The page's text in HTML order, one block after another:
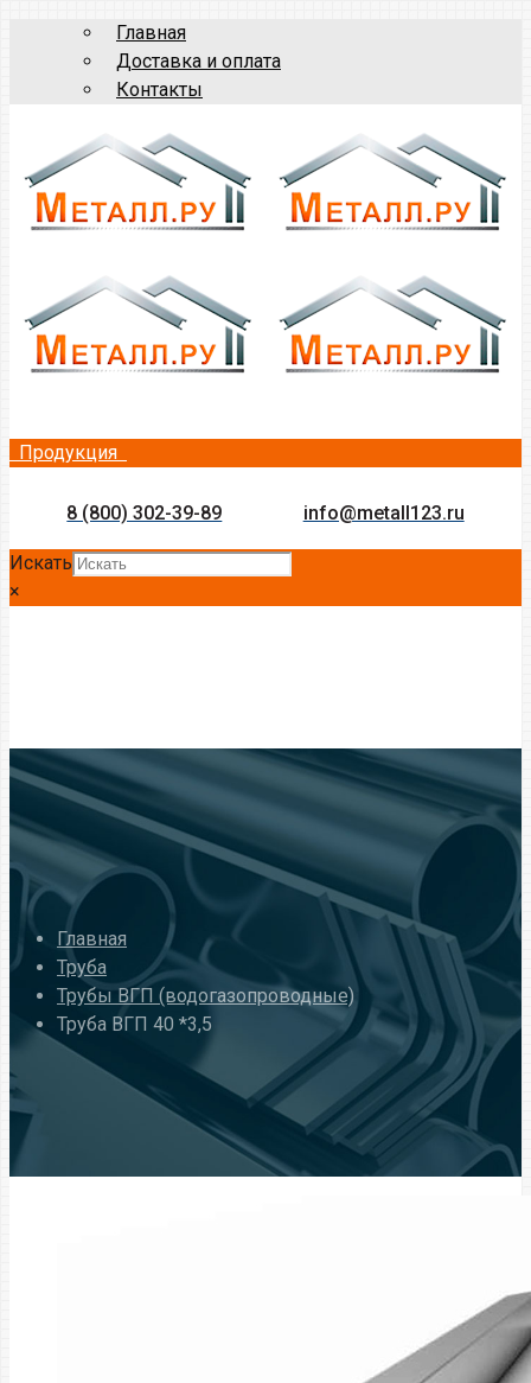
Главная
Доставка и оплата
Контакты
Продукция
8 (800) 302-39-89 info@metall123.ru
Искать
×
Главная
Труба
Трубы ВГП (водогазопроводные)
Труба ВГП 40 *3,5